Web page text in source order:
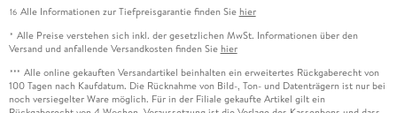
16 Alle Informationen zur Tiefpreisgarantie finden Sie hier
* Alle Preise verstehen sich inkl. der gesetzlichen MwSt. Informationen über den
Versand und anfallende Versandkosten finden Sie hier
*** Alle online gekauften Versandartikel beinhalten ein erweitertes Rückgaberecht von
100 Tagen nach Kaufdatum. Die Rücknahme von Bild-, Ton- und Datenträgern ist nur bei
noch versiegelter Ware möglich. Für in der Filiale gekaufte Artikel gilt ein